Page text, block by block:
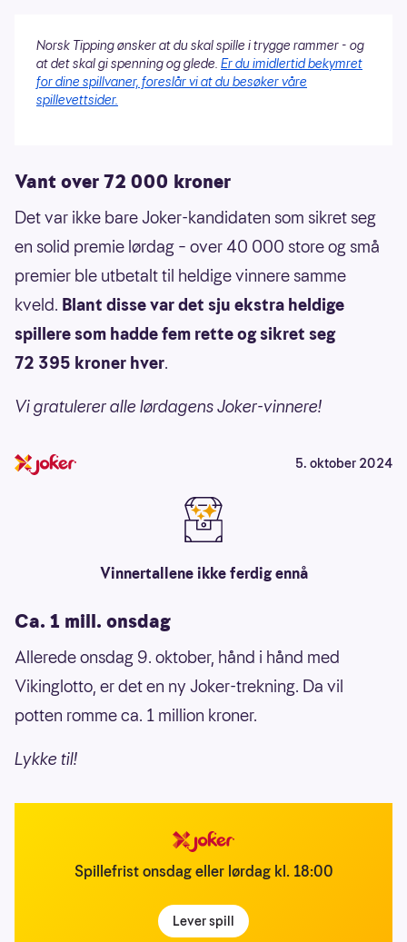
Norsk Tipping ønsker at du skal spille i trygge rammer - og
at det skal gi spenning og glede. Er du imidlertid bekymret
for dine spillvaner, foreslår vi at du besøker våre
spillevettsider.
Vant over 72 000 kroner
Det var ikke bare Joker-kandidaten som sikret seg
en solid premie lørdag – over 40 000 store og små
premier ble utbetalt til heldige vinnere samme
kveld. Blant disse var det sju ekstra heldige
spillere som hadde fem rette og sikret seg
72 395 kroner hver.
Vi gratulerer alle lørdagens Joker-vinnere!
5. oktober 2024
Vinnertallene ikke ferdig ennå
Ca. 1 mill. onsdag
Allerede onsdag 9. oktober, hånd i hånd med
Vikinglotto, er det en ny Joker-trekning. Da vil
potten romme ca. 1 million kroner.
Lykke til!
Spillefrist onsdag eller lørdag kl. 18:00
Lever spill